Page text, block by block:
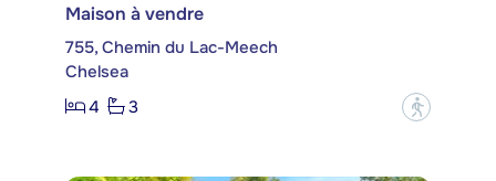
Maison à vendre
755, Chemin du Lac-Meech
Chelsea
4
3 ?